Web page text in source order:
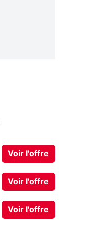
Voir l'offre
Voir l'offre
Voir l'offre